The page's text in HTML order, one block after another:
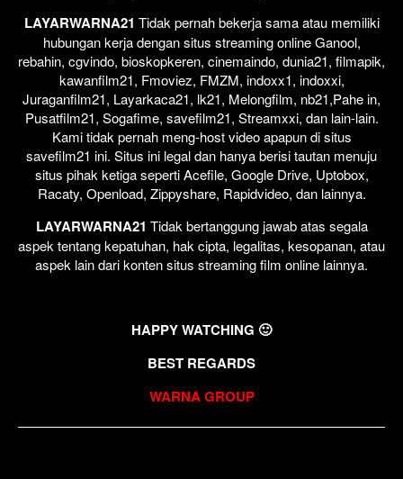
LAYARWARNA21 Tidak pernah bekerja sama atau memiliki
hubungan kerja dengan situs streaming online Ganool,
rebahin, cgvindo, bioskopkeren, cinemaindo, dunia21, filmapik,
kawanfilm21, Fmoviez, FMZM, indoxx1, indoxxi,
Juraganfilm21, Layarkaca21, lk21, Melongfilm, nb21,Pahe in,
Pusatfilm21, Sogafime, savefilm21, Streamxxi, dan lain-lain.
Kami tidak pernah meng-host video apapun di situs
savefilm21 ini. Situs ini legal dan hanya berisi tautan menuju
situs pihak ketiga seperti Acefile, Google Drive, Uptobox,
Racaty, Openload, Zippyshare, Rapidvideo, dan lainnya.
LAYARWARNA21 Tidak bertanggung jawab atas segala
aspek tentang kepatuhan, hak cipta, legalitas, kesopanan, atau
aspek lain dari konten situs streaming film online lainnya.
HAPPY WATCHING 🙂
BEST REGARDS
WARNA GROUP